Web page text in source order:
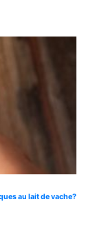
au lait de vache?